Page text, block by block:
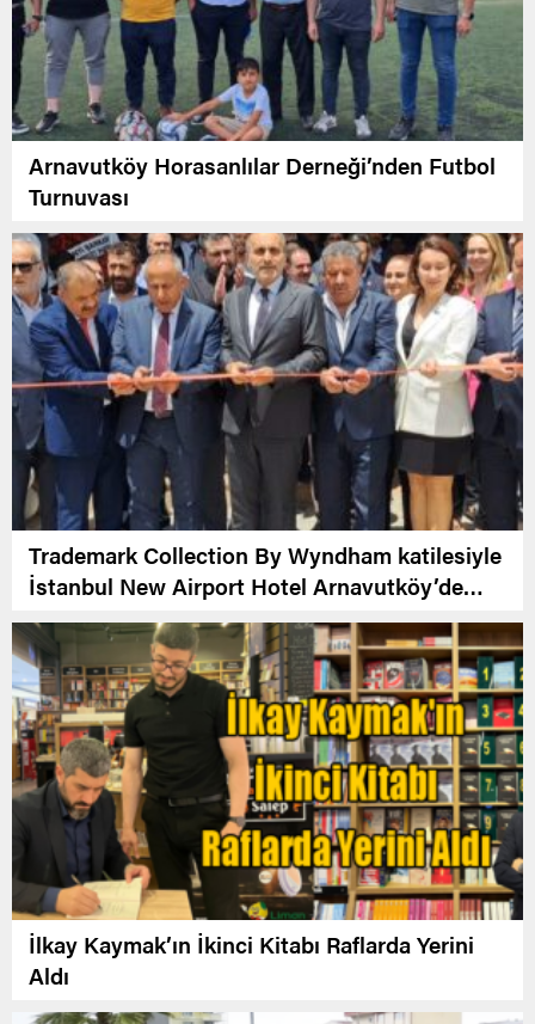
Arnavutköy Horasanlılar Derneği’nden Futbol
Turnuvası
Trademark Collection By Wyndham katilesiyle
İstanbul New Airport Hotel Arnavutköy’de
Açıldı
İlkay Kaymak’ın İkinci Kitabı Raflarda Yerini
Aldı